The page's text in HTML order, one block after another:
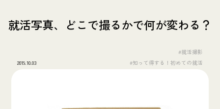
就活写真、どこで撮るかで何が変わる？
2019.10.03
#就活撮影
#知って得する！初めての就活